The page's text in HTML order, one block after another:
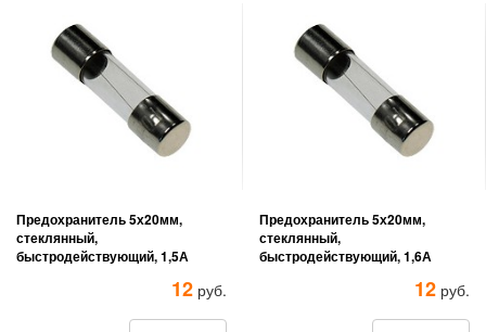
Предохранитель 5х20мм,
стеклянный,
быстродействующий, 1,5А
12 руб.
Предохранитель 5х20мм,
стеклянный,
быстродействующий, 1,6А
12 руб.